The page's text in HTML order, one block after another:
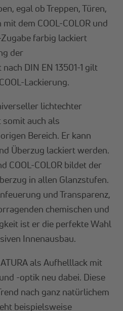
egal ob Treppen, Türen,
dem COOL-COLOR und
farbig lackiert
der
DIN EN 13501-1 gilt
Lackierung.
lichtechter
auch als
Bereich. Er kann
Überzug lackiert werden.
COOL-COLOR bildet der
in allen Glanzstufen.
und Transparenz,
chemischen und
ist er die perfekte Wahl
Innenausbau.
als Aufhelllack mit
-optik neu dabei. Diese
nach ganz natürlichem
beispielsweise